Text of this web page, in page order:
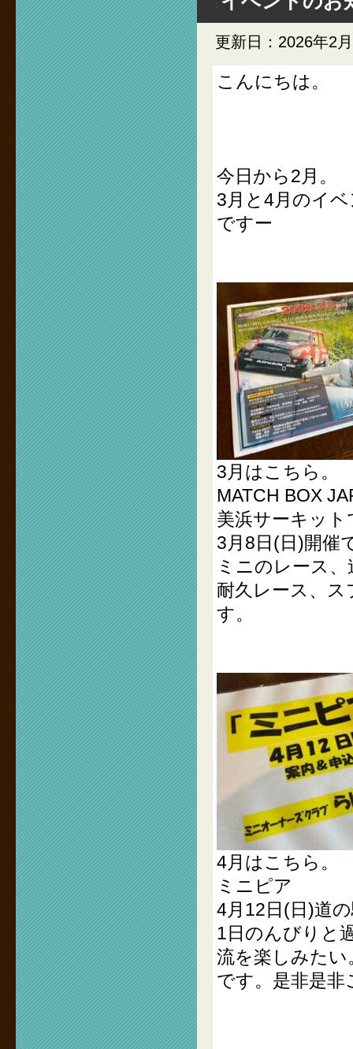
更新日：2026年2
こんにちは。
今日から2月。
3月と4月のイ
ですー
3月はこちら。
MATCH BOX
美浜サーキッ
3月8日(日)開催
ミニのレース
耐久レース、
す。
4月はこちら。
ミニピア
4月12日(日)道
1日のんびりと
流を楽しみた
です。是非是